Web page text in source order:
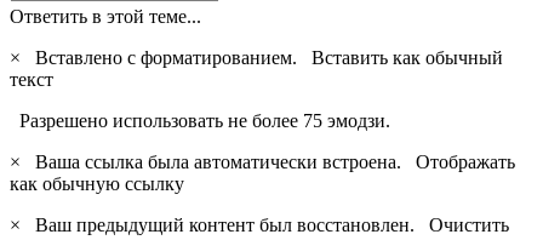
Ответить в этой теме...
×
Вставлено с форматированием. Вставить как обычный
текст
Разрешено использовать не более 75 эмодзи.
×
Ваша ссылка была автоматически встроена. Отображать
как обычную ссылку
×
Ваш предыдущий контент был восстановлен. Очистить